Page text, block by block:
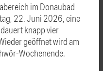
im Donaubad
22. Juni 2026, eine
knapp vier
geöffnet wird am
Wochenende.